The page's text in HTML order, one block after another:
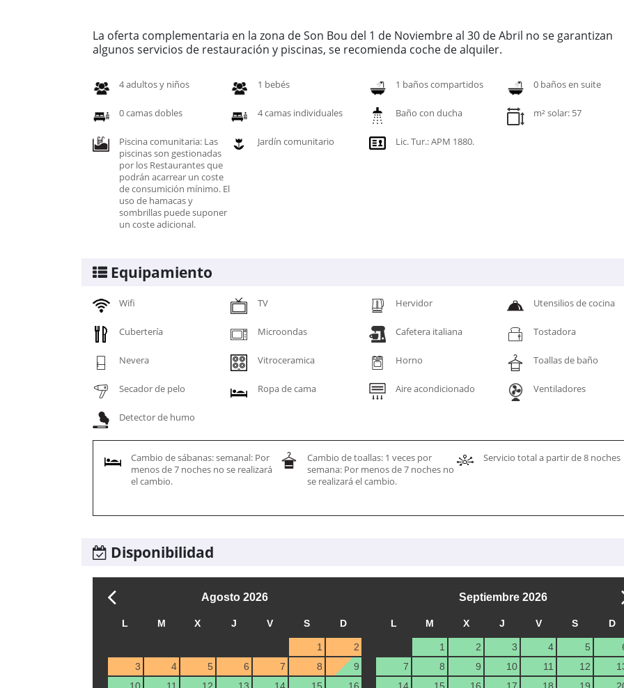
La oferta complementaria en la zona de Son Bou del 1 de Noviembre al 30 de Abril no se garantizan
algunos servicios de restauración y piscinas, se recomienda coche de alquiler.
4 adultos y niños 1 bebés 1 baños compartidos 0 baños en suite
0 camas dobles 4 camas individuales Baño con ducha m² solar: 57
Piscina comunitaria: Las
piscinas son gestionadas
por los Restaurantes que
podrán acarrear un coste
de consumición mínimo. El
uso de hamacas y
sombrillas puede suponer
un coste adicional.
Jardín comunitario Lic. Tur.: APM 1880.
Equipamiento
Wifi TV Hervidor Utensilios de cocina
Cubertería Microondas Cafetera italiana Tostadora
Nevera Vitroceramica Horno Toallas de baño
Secador de pelo Ropa de cama Aire acondicionado Ventiladores
Detector de humo
Cambio de sábanas: semanal: Por
menos de 7 noches no se realizará
el cambio.
Cambio de toallas: 1 veces por
semana: Por menos de 7 noches no
se realizará el cambio.
Servicio total a partir de 8 noches
Disponibilidad
Agosto 2026
L M X J V S D
1
2
3
4 5 6 7 8
9
Septiembre 2026
L M X J V S D
1 2 3 4 5
7
8 9 10 11 12